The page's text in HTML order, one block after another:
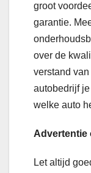
groot
garantie.
over de
verstand van
autobedrijf
welke auto
Advertentie
Let altijd